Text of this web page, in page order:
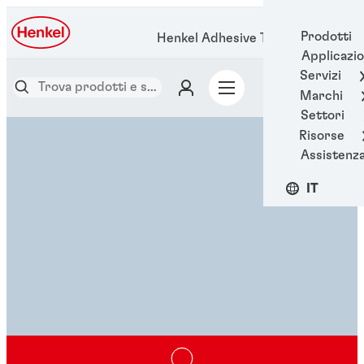
Prodotti
Servizi
Marchi
Settori
Risorse
IT
Henkel Adhesive Technologies